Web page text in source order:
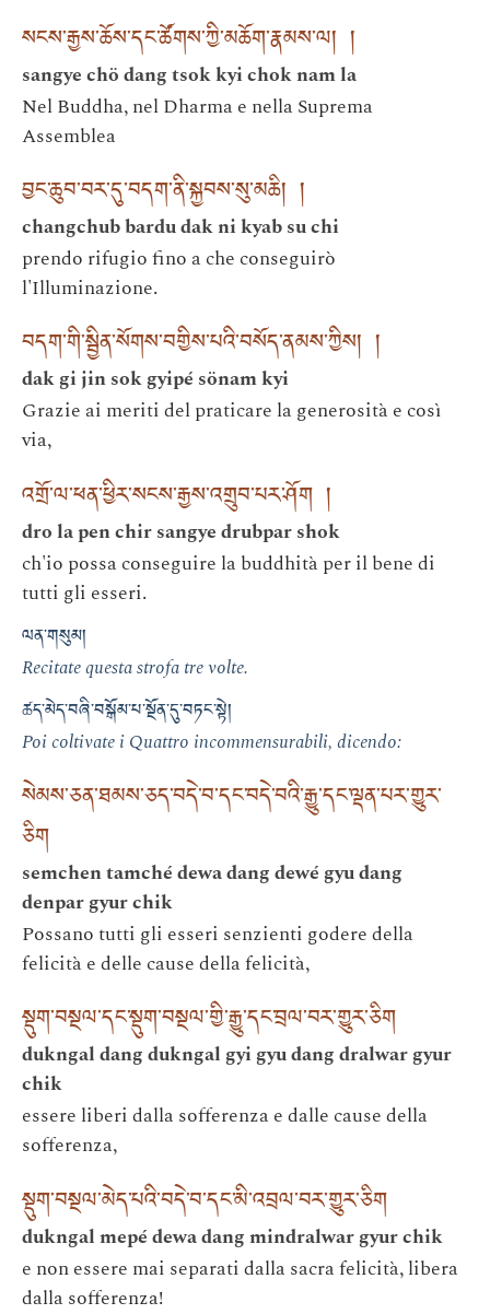
སངས་རྒྱས་ཆོས་དང་ཚོགས་ཀྱི་མཆོག་རྣམས་ལ། །
sangye chö dang tsok kyi chok nam la
Nel Buddha, nel Dharma e nella Suprema
Assemblea
བྱང་ཆུབ་བར་དུ་བདག་ནི་སྐྱབས་སུ་མཆི། །
changchub bardu dak ni kyab su chi
prendo rifugio fino a che conseguirò
l'Illuminazione.
བདག་གི་སྦྱིན་སོགས་བགྱིས་པའི་བསོད་ནམས་ཀྱིས། །
dak gi jin sok gyipé sönam kyi
Grazie ai meriti del praticare la generosità e così
via,
འགྲོ་ལ་ཕན་ཕྱིར་སངས་རྒྱས་འགྲུབ་པར་ཤོག །
dro la pen chir sangye drubpar shok
ch'io possa conseguire la buddhità per il bene di
tutti gli esseri.
ལན་གསུམ།
Recitate questa strofa tre volte.
ཚད་མེད་བཞི་བསྒོམ་པ་སྔོན་དུ་བཏང་སྟེ།
Poi coltivate i Quattro incommensurabili, dicendo:
སེམས་ཅན་ཐམས་ཅད་བདེ་བ་དང་བདེ་བའི་རྒྱུ་དང་ལྡན་པར་གྱུར་
ཅིག
semchen tamché dewa dang dewé gyu dang
denpar gyur chik
Possano tutti gli esseri senzienti godere della
felicità e delle cause della felicità,
སྡུག་བསྔལ་དང་སྡུག་བསྔལ་གྱི་རྒྱུ་དང་བྲལ་བར་གྱུར་ཅིག
dukngal dang dukngal gyi gyu dang dralwar gyur
chik
essere liberi dalla sofferenza e dalle cause della
sofferenza,
སྡུག་བསྔལ་མེད་པའི་བདེ་བ་དང་མི་འབྲལ་བར་གྱུར་ཅིག
dukngal mepé dewa dang mindralwar gyur chik
e non essere mai separati dalla sacra felicità, libera
dalla sofferenza!